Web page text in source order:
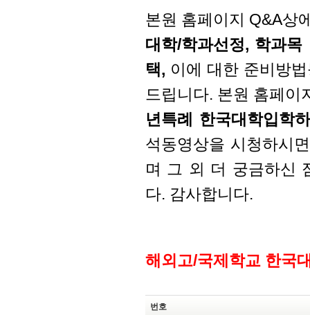
본원 홈페이지 Q&A상
대학/학과선정, 학과목
택, 이에 대한 준비방
드립니다. 본원 홈페이
년특례 한국대학입학
석동영상을 시청하시
며 그 외 더 궁금하신
다. 감사합니다.
해외고/국제학교 한국
번호